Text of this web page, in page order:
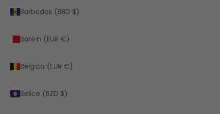
Barbados (BBD $)
Baréin (EUR €)
Bélgica (EUR €)
Belice (BZD $)